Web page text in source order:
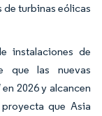
de turbinas eólicas
instalaciones de
que las nuevas
2026 y alcancen
que Asia